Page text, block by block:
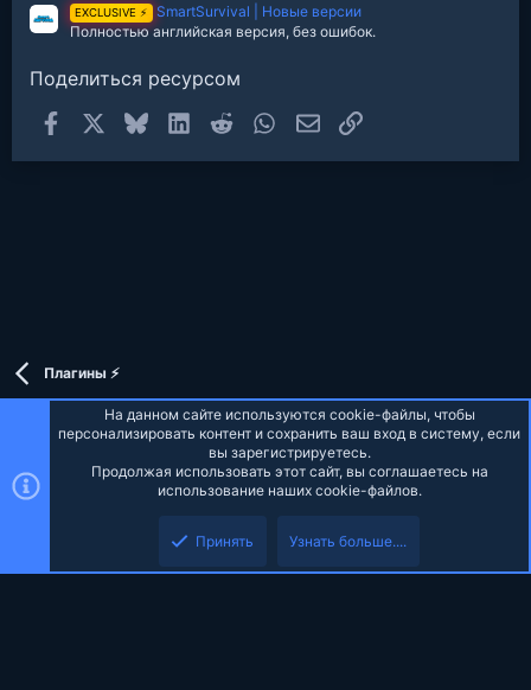
EXCLUSIVE ⚡
SmartSurvival | Новые версии
Полностью английская версия, без ошибок.
Поделиться ресурсом
Facebook Bluesky LinkedInReddit WhatsAppЭлектронная почта
Ссылка
Плагины ⚡
Russian (RU)
R
S
Верх
На данном сайте используются cookie-файлы, чтобы
персонализировать контент и сохранить ваш вход в систему, если
вы зарегистрируетесь.
Продолжая использовать этот сайт, вы соглашаетесь на
использование наших cookie-файлов.
Принять Узнать больше....